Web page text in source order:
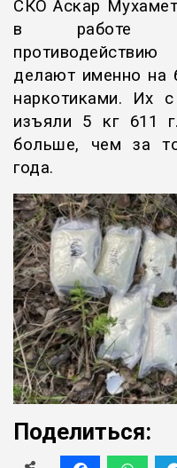
СКО Аскар
в работе
делают именно на
наркотиками. Их
изъяли 5 кг 611
больше, чем за
года.
Поделиться: